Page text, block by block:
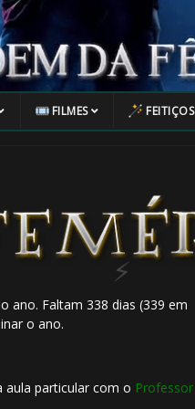
FILMES FEITIÇOS
ano. Faltam 338 dias (339 em
o ano.
particular com o Professor
8️⃣